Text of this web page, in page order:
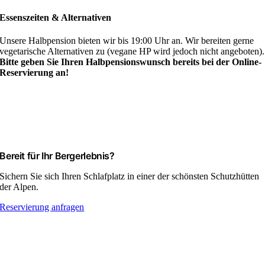
Essenszeiten & Alternativen
Unsere Halbpension bieten wir bis 19:00 Uhr an. Wir bereiten gerne
vegetarische Alternativen zu (vegane HP wird jedoch nicht angeboten).
Bitte geben Sie Ihren Halbpensionswunsch bereits bei der Online-
Reservierung an!
Bereit für Ihr Bergerlebnis?
Sichern Sie sich Ihren Schlafplatz in einer der schönsten Schutzhütten
der Alpen.
Reservierung anfragen